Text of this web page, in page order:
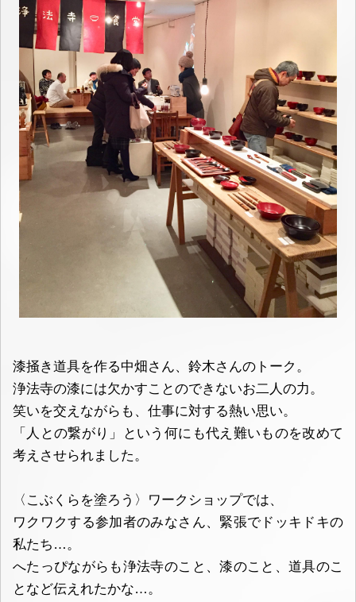
漆掻き道具を作る中畑さん、鈴木さんのトーク。
浄法寺の漆には欠かすことのできないお二人の力。
笑いを交えながらも、仕事に対する熱い思い。
「人との繋がり」という何にも代え難いものを改めて
考えさせられました。
〈こぶくらを塗ろう〉ワークショップでは、
ワクワクする参加者のみなさん、緊張でドッキドキの
私たち…。
へたっぴながらも浄法寺のこと、漆のこと、道具のこ
となど伝えれたかな…。